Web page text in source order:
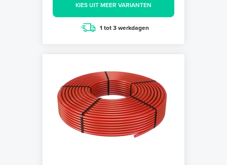
KIES UIT MEER VARIANTEN
1 tot 3 werkdagen